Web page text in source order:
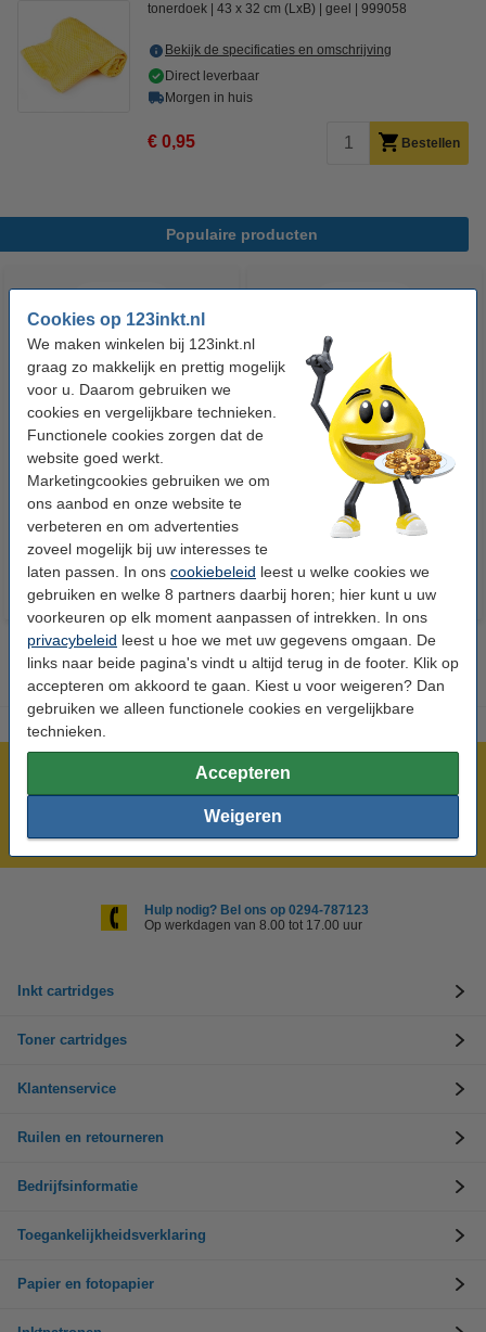
Cookies op 123inkt.nl
We maken winkelen bij 123inkt.nl
graag zo makkelijk en prettig mogelijk
voor u. Daarom gebruiken we
cookies en vergelijkbare technieken.
Functionele cookies zorgen dat de
website goed werkt.
Marketingcookies gebruiken we om
ons aanbod en onze website te
verbeteren en om advertenties
zoveel mogelijk bij uw interesses te
laten passen. In ons cookiebeleid leest u welke cookies we
gebruiken en welke 8 partners daarbij horen; hier kunt u uw
voorkeuren op elk moment aanpassen of intrekken. In ons
privacybeleid leest u hoe we met uw gegevens omgaan. De
links naar beide pagina's vindt u altijd terug in de footer. Klik op
accepteren om akkoord te gaan. Kiest u voor weigeren? Dan
gebruiken we alleen functionele cookies en vergelijkbare
technieken.
Accepteren
Weigeren
tonerdoek 43 x 32 cm (LxB) geel 999058
Bekijk de specificaties en omschrijving
Direct leverbaar
Morgen in huis
€ 0,95 Bestellen
Populaire producten
123accu Xtreme Power MN1500
Penlite AA batterij 24 stuks
123inkt kopieerpapier 1 pak van
500 vel A4 - 80 grams FSC® Mix
Credit
€ 7,25 Incl. 21% btw
Meer dan 5 miljoen klanten!
Laagsteprijsgarantie!
Hulp nodig? Bel ons op 0294-787123
Op werkdagen van 8.00 tot 17.00 uur
Inkt cartridges
Toner cartridges
Klantenservice
Ruilen en retourneren
Bedrijfsinformatie
Toegankelijkheidsverklaring
Papier en fotopapier